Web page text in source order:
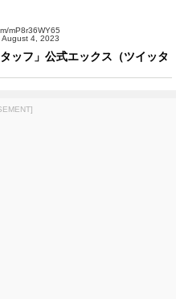
mP8r36WY65
August 4, 2023
フ」公式エックス（ツイッタ